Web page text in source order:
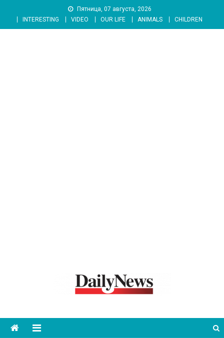
content
Пятница, 07 августа, 2026
INTERESTING
VIDEO OUR LIFE ANIMALS CHILDREN